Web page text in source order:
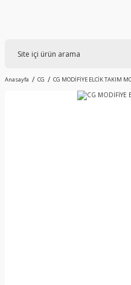
Anasayfa CG CG MODİFİYE ELCİK TAKIM